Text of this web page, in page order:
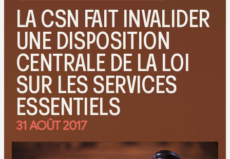
LA CSN FAIT INVALIDER
UNE DISPOSITION
CENTRALE DE LA LOI
SUR LES SERVICES
ESSENTIELS
31 AOÛT 2017